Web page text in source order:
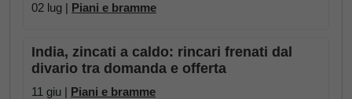
02 lug | Piani e bramme
India, zincati a caldo: rincari frenati dal
divario tra domanda e offerta
11 giu | Piani e bramme